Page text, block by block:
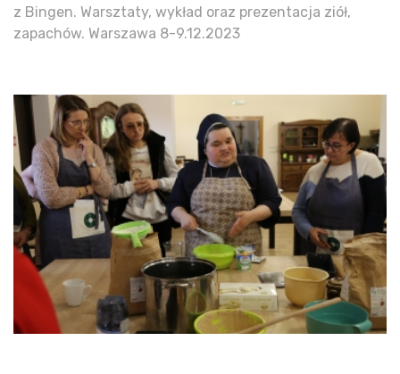
z Bingen. Warsztaty, wykład oraz prezentacja ziół,
zapachów. Warszawa 8-9.12.2023